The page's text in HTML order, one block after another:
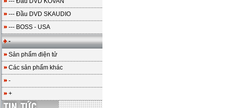
--- Đầu DVD SKAUDIO
--- BOSS - USA
-
Sản phẩm điện tử
Các sản phẩm khác
-
+